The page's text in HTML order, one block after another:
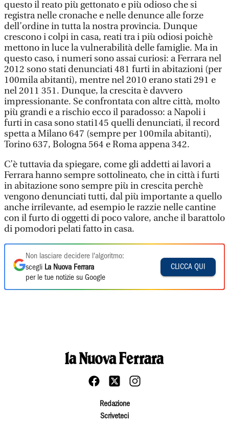
questo il reato più gettonato e più odioso che si
registra nelle cronache e nelle denunce alle forze
dell’ordine in tutta la nostra provincia. Dunque
crescono i colpi in casa, reati tra i più odiosi poichè
mettono in luce la vulnerabilità delle famiglie. Ma in
questo caso, i numeri sono assai curiosi: a Ferrara nel
2012 sono stati denunciati 481 furti in abitazioni (per
100mila abitanti), mentre nel 2010 erano stati 291 e
nel 2011 351. Dunque, la crescita è davvero
impressionante. Se confrontata con altre città, molto
più grandi e a rischio ecco il paradosso: a Napoli i
furti in casa sono stati145 quelli denunciati, il record
spetta a Milano 647 (sempre per 100mila abitanti),
Torino 637, Bologna 564 e Roma appena 342.
C’è tuttavia da spiegare, come gli addetti ai lavori a
Ferrara hanno sempre sottolineato, che in città i furti
in abitazione sono sempre più in crescita perchè
vengono denunciati tutti, dal più importante a quello
anche irrilevante, ad esempio le razzie nelle cantine
con il furto di oggetti di poco valore, anche il barattolo
di pomodori pelati fatto in casa.
Non lasciare decidere l'algoritmo:
scegli La Nuova Ferrara
per le tue notizie su Google
CLICCA QUI
Redazione
Scriveteci